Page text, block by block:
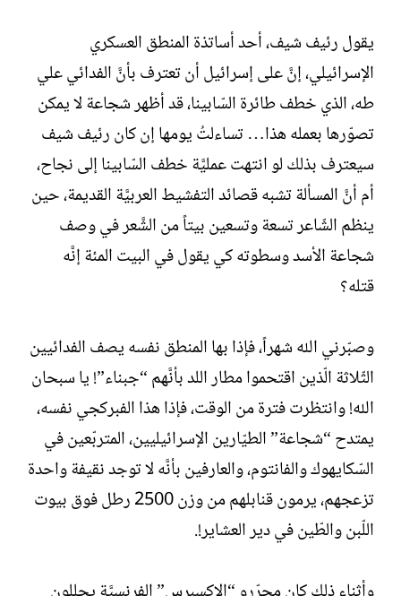
يقول رئيف شيف، أحد أساتذة المنطق العسكري
الإسرائيلي، إنَّ على إسرائيل أن تعترف بأنَّ الفدائي علي
طه، الذي خطف طائرة السّابينا، قد أظهر شجاعة لا يمكن
تصوّرها بعمله هذا… تساءلتُ يومها إن كان رئيف شيف
سيعترف بذلك لو انتهت عمليَّة خطف السّابينا إلى نجاح،
أم أنَّ المسألة تشبه قصائد التفشيط العربيَّة القديمة، حين
ينظم الشّاعر تسعة وتسعين بيتاً من الشَّعر في وصف
شجاعة الأسد وسطوته كي يقول في البيت المئة إنَّه
قتله؟
وصبّرني الله شهراً، فإذا بها المنطق نفسه يصف الفدائيين
الثّلاثة الّذين اقتحموا مطار اللد بأنَّهم “جبناء”! يا سبحان
الله! وانتظرت فترة من الوقت، فإذا هذا الفبركجي نفسه،
يمتدح “شجاعة” الطيّارين الإسرائيليين، المتربّعين في
السّكايهوك والفانتوم، والعارفين بأنَّه لا توجد نقيفة واحدة
تزعجهم، يرمون قنابلهم من وزن 2500 رطل فوق بيوت
اللّبن والطّين في دير العشاير!.